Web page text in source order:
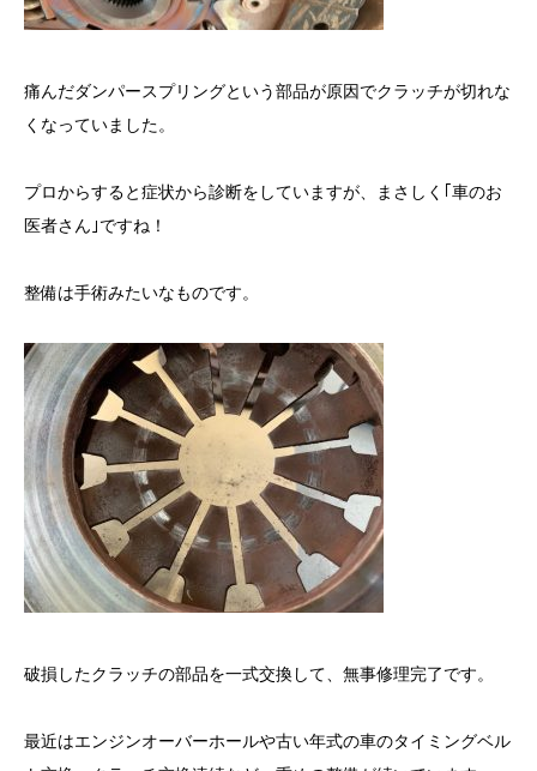
痛んだダンパースプリングという部品が原因でクラッチが切れな
くなっていました。
プロからすると症状から診断をしていますが、まさしく｢車のお
医者さん｣ですね！
整備は手術みたいなものです。
破損したクラッチの部品を一式交換して、無事修理完了です。
最近はエンジンオーバーホールや古い年式の車のタイミングベル